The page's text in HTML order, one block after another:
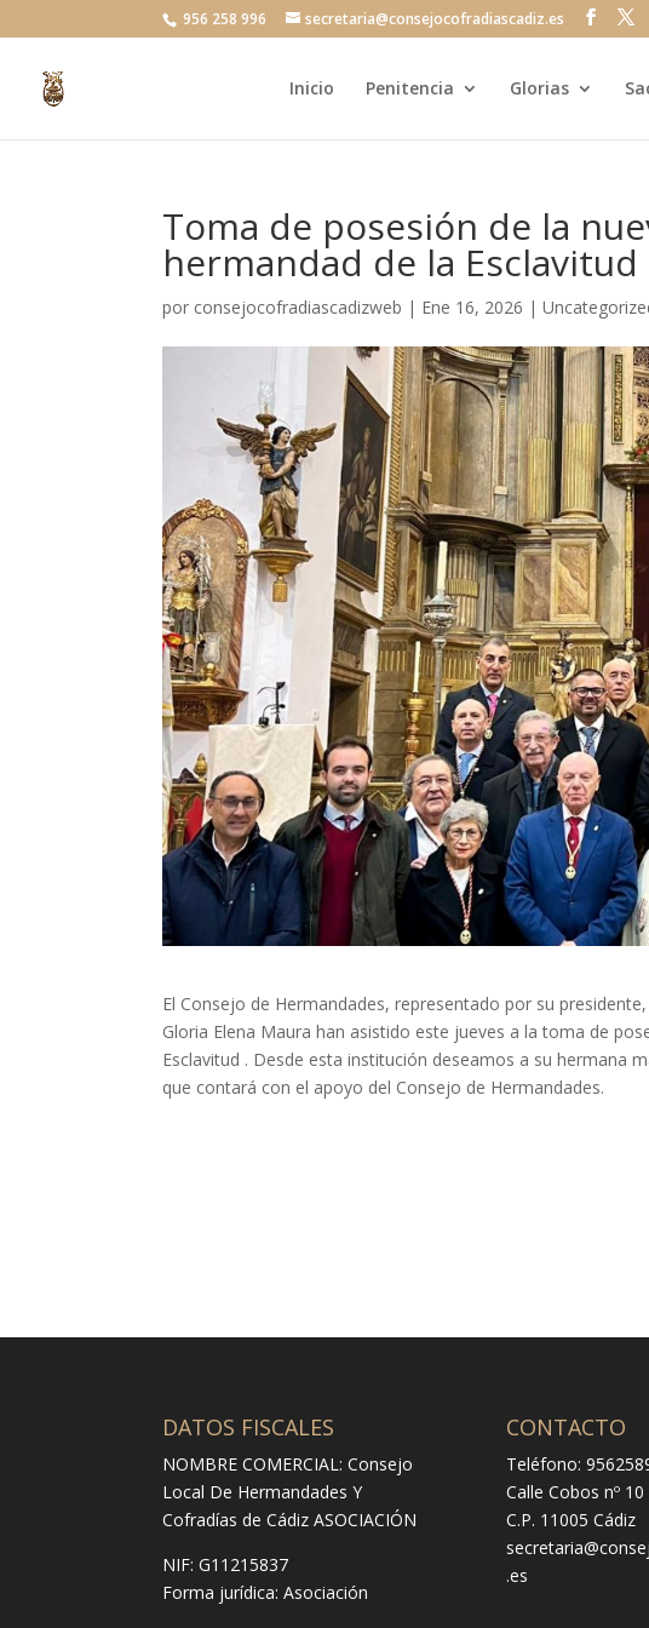
956 258 996 secretaria@consejocofradiascadiz.es
Inicio Penitencia Glorias
Toma de posesión de la
hermandad de la Esclavitud
por consejocofradiascadizweb | Ene 16, 2026 |
El Consejo de Hermandades, representado por su
Gloria Elena Maura han asistido este jueves a la toma de
Esclavitud . Desde esta institución deseamos a su hermana
que contará con el apoyo del Consejo de Hermandades.
DATOS FISCALES
NOMBRE COMERCIAL: Consejo
Local De Hermandades Y
Cofradías de Cádiz ASOCIACIÓN
NIF: G11215837
Forma jurídica:Asociación
CONTACTO
Teléfono:
Calle Cobos nº
C.P. 11005 Cádiz
.es